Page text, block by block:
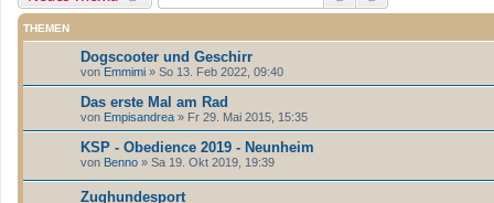
THEMEN
Dogscooter und Geschirr
von Emmimi » So 13. Feb 2022, 09:40
Das erste Mal am Rad
von Empisandrea » Fr 29. Mai 2015, 15:35
KSP - Obedience 2019 - Neunheim
von Benno » Sa 19. Okt 2019, 19:39
Zughundesport